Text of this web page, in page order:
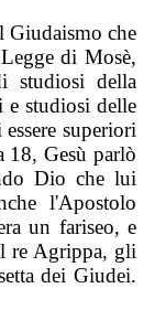
Giudaismo che
di Mosè,
studiosi della
e studiosi delle
superiori
18, Gesù parlò
Dio che lui
l'Apostolo
un fariseo, e
re Agrippa, gli
dei Giudei.